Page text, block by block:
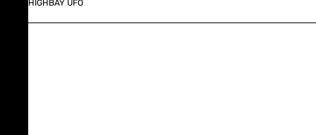
HIGHBAY UFO